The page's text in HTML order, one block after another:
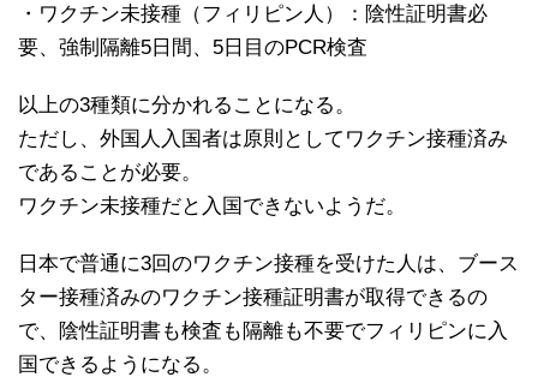
・ワクチン未接種（フィリピン人）：陰性証明書必
要、強制隔離5日間、5日目のPCR検査
以上の3種類に分かれることになる。
ただし、外国人入国者は原則としてワクチン接種済み
であることが必要。
ワクチン未接種だと入国できないようだ。
日本で普通に3回のワクチン接種を受けた人は、ブース
ター接種済みのワクチン接種証明書が取得できるの
で、陰性証明書も検査も隔離も不要でフィリピンに入
国できるようになる。